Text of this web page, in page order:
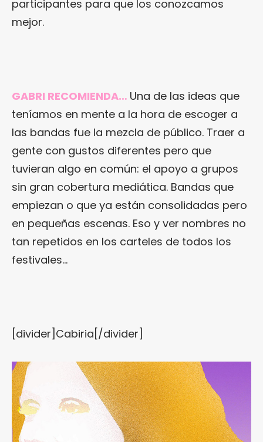
participantes para que los conozcamos
mejor.
GABRI RECOMIENDA… Una de las ideas que
teníamos en mente a la hora de escoger a
las bandas fue la mezcla de público. Traer a
gente con gustos diferentes pero que
tuvieran algo en común: el apoyo a grupos
sin gran cobertura mediática. Bandas que
empiezan o que ya están consolidadas pero
en pequeñas escenas. Eso y ver nombres no
tan repetidos en los carteles de todos los
festivales…
[divider]Cabiria[/divider]